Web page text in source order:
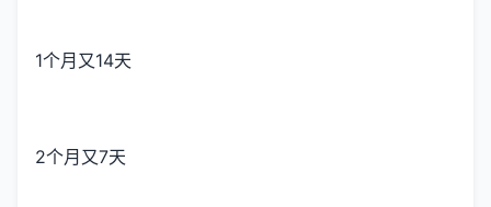
1个月又14天
2个月又7天